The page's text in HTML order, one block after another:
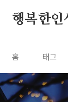
행복한인
홈 태그